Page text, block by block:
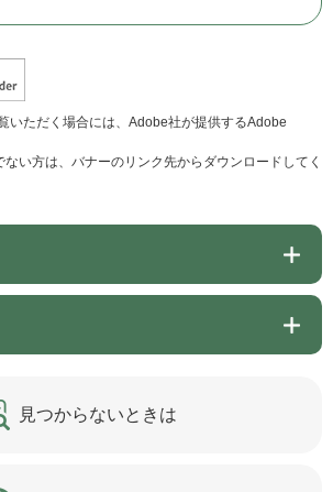
いただく場合には、Adobe社が提供するAdobe
い方は、バナーのリンク先からダウンロードしてく
見つからないときは